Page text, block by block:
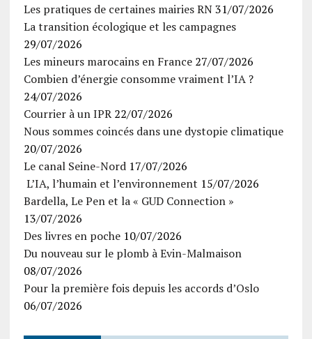
Les pratiques de certaines mairies RN 31/07/2026
La transition écologique et les campagnes
29/07/2026
Les mineurs marocains en France 27/07/2026
Combien d’énergie consomme vraiment l’IA ?
24/07/2026
Courrier à un IPR 22/07/2026
Nous sommes coincés dans une dystopie climatique
20/07/2026
Le canal Seine-Nord 17/07/2026
L’IA, l’humain et l’environnement 15/07/2026
Bardella, Le Pen et la « GUD Connection »
13/07/2026
Des livres en poche 10/07/2026
Du nouveau sur le plomb à Evin-Malmaison
08/07/2026
Pour la première fois depuis les accords d’Oslo
06/07/2026